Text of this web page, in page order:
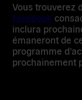
Vous trouverez
facebook
inclura
émaneront de
programme
prochainement